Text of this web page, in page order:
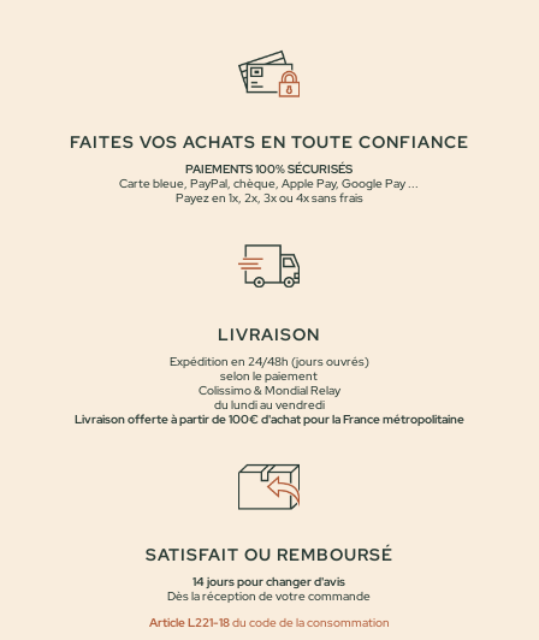
FAITES VOS ACHATS EN TOUTE CONFIANCE
PAIEMENTS 100% SÉCURISÉS
Carte bleue, PayPal, chèque, Apple Pay, Google Pay ...
Payez en 1x, 2x, 3x ou 4x sans frais
LIVRAISON
Expédition en 24/48h (jours ouvrés)
selon le paiement
Colissimo & Mondial Relay
du lundi au vendredi
Livraison offerte à partir de 100€ d'achat pour la France métropolitaine
SATISFAIT OU REMBOURSÉ
14 jours pour changer d'avis
Dès la réception de votre commande
Article L221-18du code de la consommation